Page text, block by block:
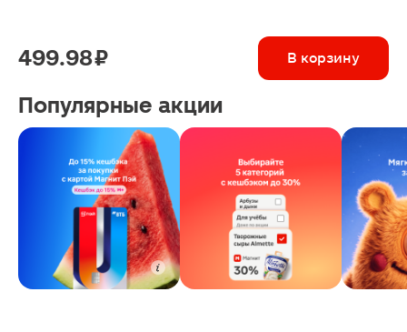
499.98 ₽ В корзину
Популярные акции